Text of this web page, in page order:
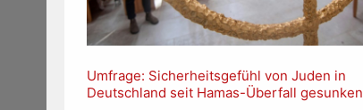
Umfrage: Sicherheitsgefühl von Juden in
Deutschland seit Hamas-Überfall gesunken